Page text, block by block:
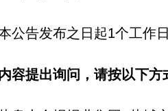
公告发布之日起1个工作
容提出询问，请按以下方